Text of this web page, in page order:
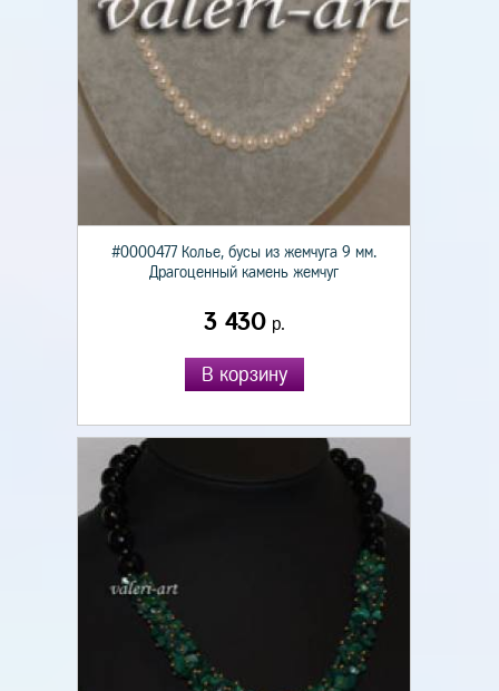
#0000477 Колье, бусы из жемчуга 9 мм.
Драгоценный камень жемчуг
3 430р.
В корзину